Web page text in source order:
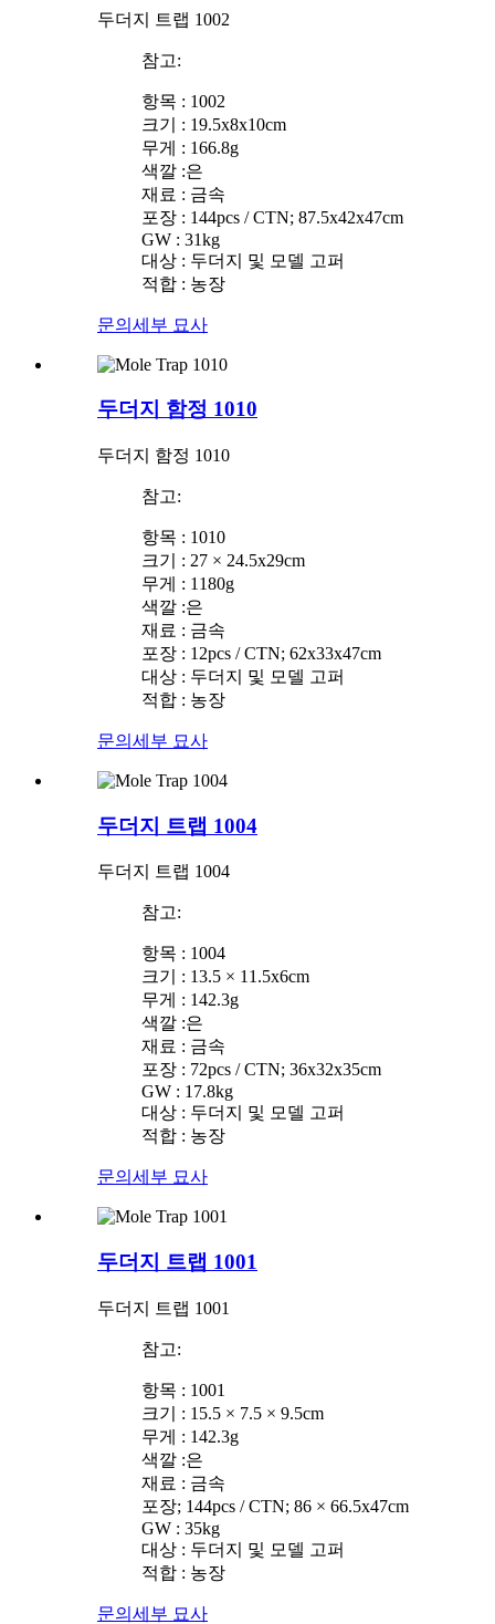
두더지 트랩 1002
참고:
항목 : 1002
크기 : 19.5x8x10cm
무게 : 166.8g
색깔 :은
재료 : 금속
포장 : 144pcs / CTN; 87.5x42x47cm
GW : 31kg
대상 : 두더지 및 모델 고퍼
적합 : 농장
문의 세부 묘사
두더지 함정 1010
두더지 함정 1010
참고:
항목 : 1010
크기 : 27 × 24.5x29cm
무게 : 1180g
색깔 :은
재료 : 금속
포장 : 12pcs / CTN; 62x33x47cm
대상 : 두더지 및 모델 고퍼
적합 : 농장
문의 세부 묘사
두더지 트랩 1004
두더지 트랩 1004
참고:
항목 : 1004
크기 : 13.5 × 11.5x6cm
무게 : 142.3g
색깔 :은
재료 : 금속
포장 : 72pcs / CTN; 36x32x35cm
GW : 17.8kg
대상 : 두더지 및 모델 고퍼
적합 : 농장
문의 세부 묘사
두더지 트랩 1001
두더지 트랩 1001
참고:
항목 : 1001
크기 : 15.5 × 7.5 × 9.5cm
무게 : 142.3g
색깔 :은
재료 : 금속
포장; 144pcs / CTN; 86 × 66.5x47cm
GW : 35kg
대상 : 두더지 및 모델 고퍼
적합 : 농장
문의 세부 묘사